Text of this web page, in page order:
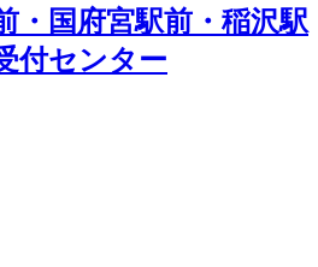
・国府宮駅前・稲沢駅
付センター